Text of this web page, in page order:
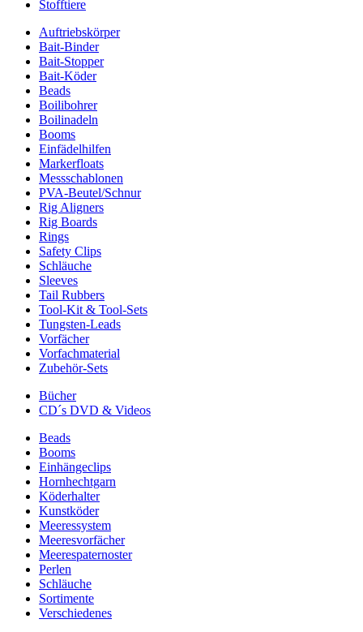
Stofftiere
Auftriebskörper
Bait-Binder
Bait-Stopper
Bait-Köder
Beads
Boilibohrer
Boilinadeln
Booms
Einfädelhilfen
Markerfloats
Messschablonen
PVA-Beutel/Schnur
Rig Aligners
Rig Boards
Rings
Safety Clips
Schläuche
Sleeves
Tail Rubbers
Tool-Kit & Tool-Sets
Tungsten-Leads
Vorfächer
Vorfachmaterial
Zubehör-Sets
Bücher
CD´s DVD & Videos
Beads
Booms
Einhängeclips
Hornhechtgarn
Köderhalter
Kunstköder
Meeressystem
Meeresvorfächer
Meerespaternoster
Perlen
Schläuche
Sortimente
Verschiedenes